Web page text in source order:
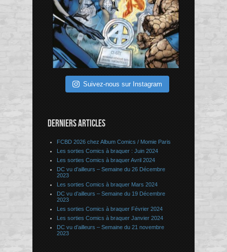
Suivez-nous sur Instagram
DERNIERS ARTICLES
FCBD 2026 chez Album Comics / Momie Paris
Les sorties Comics à braquer : Juin 2024
Les sorties Comics à braquer Avril 2024
DC vu d’ailleurs – Semaine du 26 Décembre
2023
Les sorties Comics à braquer Mars 2024
DC vu d’ailleurs – Semaine du 19 Décembre
2023
Les sorties Comics à braquer Février 2024
Les sorties Comics à braquer Janvier 2024
DC vu d’ailleurs – Semaine du 21 novembre
2023